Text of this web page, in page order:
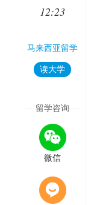
12:23
马来西亚留学
读大学
留学咨询
微信